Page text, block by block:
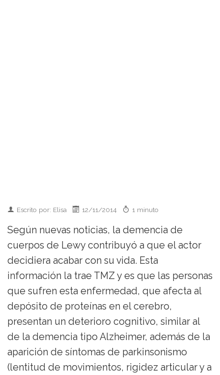
Escrito por: Elisa 12/11/2014 1 minuto
Según nuevas noticias, la demencia de
cuerpos de Lewy contribuyó a que el actor
decidiera acabar con su vida. Esta
información la trae TMZ y es que las personas
que sufren esta enfermedad, que afecta al
depósito de proteínas en el cerebro,
presentan un deterioro cognitivo, similar al
de la demencia tipo Alzheimer, además de la
aparición de síntomas de parkinsonismo
(lentitud de movimientos, rigidez articular y a